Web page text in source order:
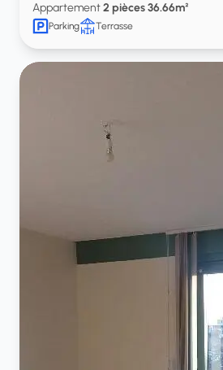
Appartement2 pièces 36.66m²
Parking Terrasse